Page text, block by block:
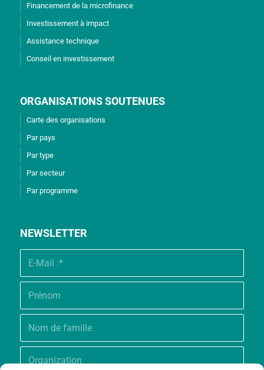
Financement de la microfinance
Investissement à impact
Assistance technique
Conseil en investissement
ORGANISATIONS SOUTENUES
Carte des organisations
Par pays
Par type
Par secteur
Par programme
NEWSLETTER